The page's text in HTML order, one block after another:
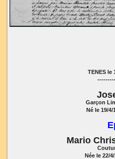
TENES le
Garçon
Né le 19/4/
Mario
Née le 22/